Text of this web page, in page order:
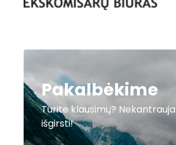
Pakalbėkime
Turite klausimų?
išgirsti!